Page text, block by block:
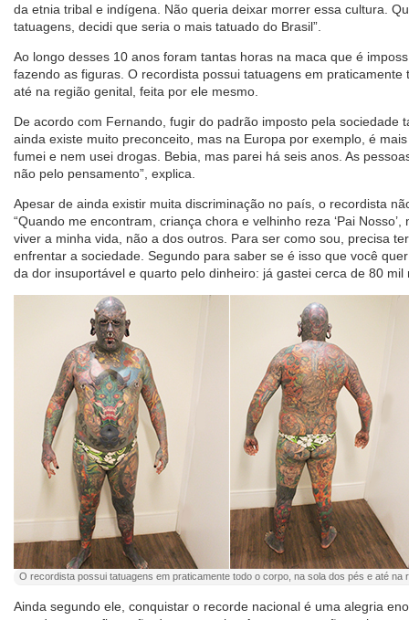
da etnia tribal e indígena. Não queria deixar morrer essa cultura.
tatuagens, decidi que seria o mais tatuado do Brasil”.
Ao longo desses 10 anos foram tantas horas na maca que é
fazendo as figuras. O recordista possui tatuagens em
até na região genital, feita por ele mesmo.
De acordo com Fernando, fugir do padrão imposto pela sociedade
ainda existe muito preconceito, mas na Europa por exemplo, é
fumei e nem usei drogas. Bebia, mas parei há seis anos. As
não pelo pensamento”, explica.
Apesar de ainda existir muita discriminação no país, o recordista
“Quando me encontram, criança chora e velhinho reza ‘Pai
viver a minha vida, não a dos outros. Para ser como sou, precisa
enfrentar a sociedade. Segundo para saber se é isso que você
da dor insuportável e quarto pelo dinheiro: já gastei cerca de 80 mil
O recordista possui tatuagens em praticamente todo o corpo, na sola dos pés e até na
Ainda segundo ele, conquistar o recorde nacional é uma alegria